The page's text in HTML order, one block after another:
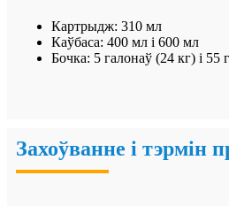
Картрыдж: 310 мл
Каўбаса: 400 мл і 600 мл
Бочка: 5 галонаў (24 кг) і 55
Захоўванне і тэрмін